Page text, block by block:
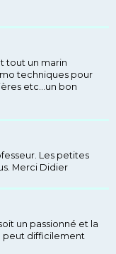
tout un marin
techniques pour
etc...un bon
Les petites
Merci Didier
un passionné et la
peut difficilement